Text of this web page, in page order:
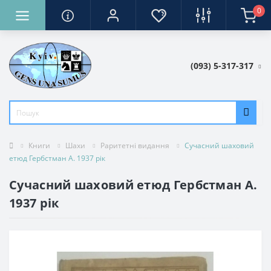
0
(093) 5-317-317
Книги Шахи Раритетні видання
Сучасний шаховий
етюд Гербстман А. 1937 рік
Сучасний шаховий етюд Гербстман А.
1937 рік